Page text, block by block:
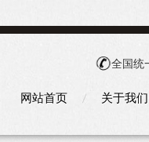
全国统
网站首页 关于我们